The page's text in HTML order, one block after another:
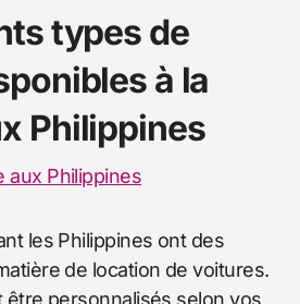
types de
à la
Philippines
les Philippines ont des
de location de voitures.
personnalisés selon vos